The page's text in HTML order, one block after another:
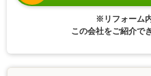
※リフォーム
この会社をご紹介で